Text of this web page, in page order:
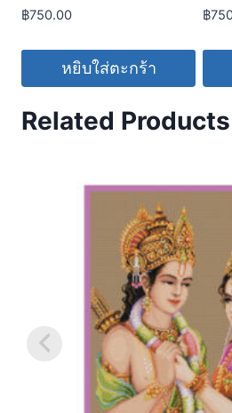
฿750.00
หยิบใส่ตะกร้า
฿
Related Products